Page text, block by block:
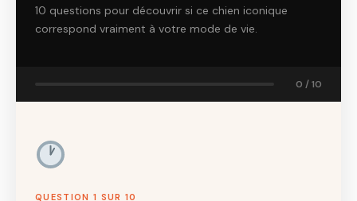
10 questions pour découvrir si ce chien iconique
correspond vraiment à votre mode de vie.
0 / 10
QUESTION 1 SUR 10